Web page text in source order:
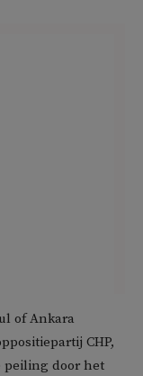
of Ankara
CHP,
peiling door het